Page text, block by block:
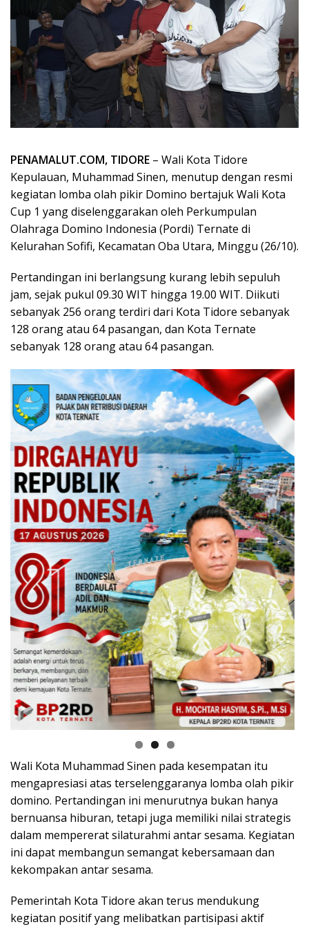
PENAMALUT.COM, TIDORE – Wali Kota Tidore
Kepulauan, Muhammad Sinen, menutup dengan resmi
kegiatan lomba olah pikir Domino bertajuk Wali Kota
Cup 1 yang diselenggarakan oleh Perkumpulan
Olahraga Domino Indonesia (Pordi) Ternate di
Kelurahan Sofifi, Kecamatan Oba Utara, Minggu (26/10).
Pertandingan ini berlangsung kurang lebih sepuluh
jam, sejak pukul 09.30 WIT hingga 19.00 WIT. Diikuti
sebanyak 256 orang terdiri dari Kota Tidore sebanyak
128 orang atau 64 pasangan, dan Kota Ternate
sebanyak 128 orang atau 64 pasangan.
Wali Kota Muhammad Sinen pada kesempatan itu
mengapresiasi atas terselenggaranya lomba olah pikir
domino. Pertandingan ini menurutnya bukan hanya
bernuansa hiburan, tetapi juga memiliki nilai strategis
dalam mempererat silaturahmi antar sesama. Kegiatan
ini dapat membangun semangat kebersamaan dan
kekompakan antar sesama.
Pemerintah Kota Tidore akan terus mendukung
kegiatan positif yang melibatkan partisipasi aktif